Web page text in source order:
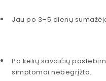
Jau po 3–5 dienų
Po kelių savaičių
simptomai nebegrįžta.